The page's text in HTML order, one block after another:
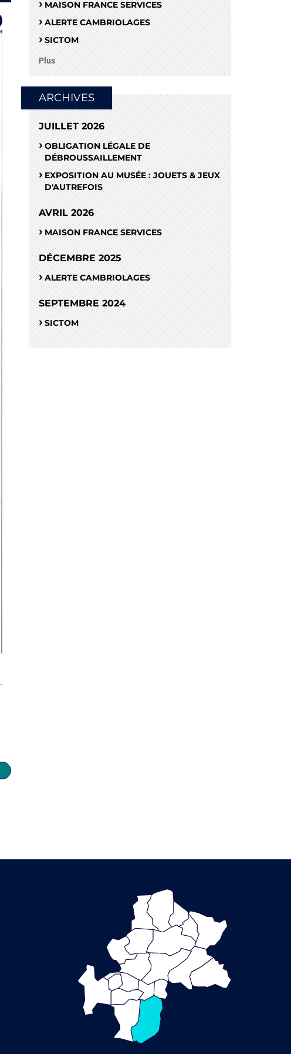
MAISON FRANCE SERVICES
ALERTE CAMBRIOLAGES
SICTOM
Plus
ARCHIVES
JUILLET 2026
OBLIGATION LÉGALE DE
DÉBROUSSAILLEMENT
EXPOSITION AU MUSÉE : JOUETS & JEUX
D'AUTREFOIS
AVRIL 2026
MAISON FRANCE SERVICES
DÉCEMBRE 2025
ALERTE CAMBRIOLAGES
SEPTEMBRE 2024
SICTOM